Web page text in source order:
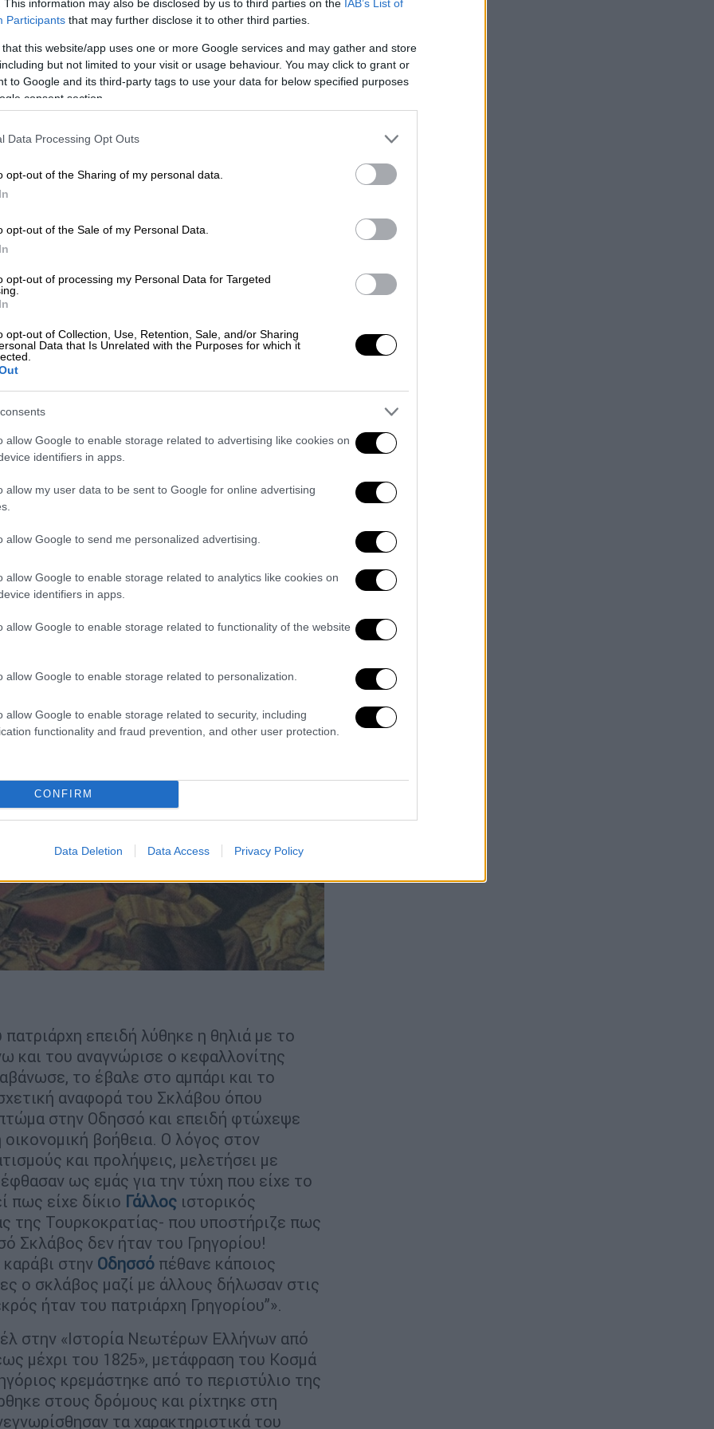
This information may also be disclosed by us to third parties on the IAB’s List of
Participants that may further disclose it to other third parties.
that this website/app uses one or more Google services and may gather and store
but not limited to your visit or usage behaviour. You may click to grant or
to Google and its third-party tags to use your data for below specified purposes
consent section.
Data Processing Opt Outs
opt-out of the Sharing of my personal data.
opt-out of the Sale of my Personal Data.
opt-out of processing my Personal Data for Targeted
opt-out of Collection, Use, Retention, Sale, and/or Sharing
Data that Is Unrelated with the Purposes for which it
allow Google to enable storage related to advertising like cookies on
identifiers in apps.
allow my user data to be sent to Google for online advertising
allow Google to send me personalized advertising.
allow Google to enable storage related to analytics like cookies on
identifiers in apps.
allow Google to enable storage related to functionality of the website
allow Google to enable storage related to personalization.
allow Google to enable storage related to security, including
functionality and fraud prevention, and other user protection.
CONFIRM
Data Deletion Data Access Privacy Policy
εξάρχους στις επαρχίες με τους
τους Μητροπολίτες, προστάζοντας να
την εμπιστοσύνη της τουρκικής
να τον συκοφαντήσουν ότι ήταν
Εκείνος που κατηγόρησε
Πισιδίας Ευγένιος, που από
αλλά δεν τα κατάφερε».
Πάμε όμως στις 16 του μήνα, όταν
τη θάλασσα. Τι γράφει ο Κορδάτος;
Πατριάρχη κρεμασμένο, σύμφωνα με τον
ήρθαν οι δήμιοι, το ξεκρέμασαν και
γροσίων. Αφού το παρέλαβαν οι Εβραίοι,
και τέλος το έφεραν στην
ένα σίδερο και το ‘δέσαν στο λαιμό του
κόλπου. Άλλοι πάλι λένε πως δεν το
στους χριστιανούς. Υπάρχουν πολλές
από τους ξένους ιστορικούς, όπως ο
Η Αμερικανική Εγκυκλοπαίδεια, όμως,
σορός του Πατριάρχη αλλά οι Εβραίοι και
στους χριστιανούς.
πως δεν είναι η αλήθεια ότι ο
στους δρόμους το πτώμα του
επειδή λύθηκε η θηλιά με το
και του αναγνώρισε ο κεφαλλονίτης
το έβαλε στο αμπάρι και το
αναφορά του Σκλάβου όπου
στην Οδησσό και επειδή φτώχεψε
βοήθεια. Ο λόγος στον
και προλήψεις, μελετήσει με
ως εμάς για την τύχη που είχε το
πως είχε δίκιο Γάλλος ιστορικός
της Τουρκοκρατίας- που υποστήριζε πως
Σκλάβος δεν ήταν του Γρηγορίου!
στην Οδησσό πέθανε κάποιος
ο σκλάβος μαζί με άλλους δήλωσαν στις
ήταν του πατριάρχη Γρηγορίου”».
στην «Ιστορία Νεωτέρων Ελλήνων από
μέχρι του 1825», μετάφραση του Κοσμά
κρεμάστηκε από το περιστύλιο της
στους δρόμους και ρίχτηκε στη
τα χαρακτηριστικά του